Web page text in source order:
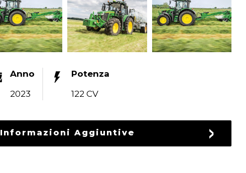
Anno
2023
Potenza
122 CV
Informazioni Aggiuntive